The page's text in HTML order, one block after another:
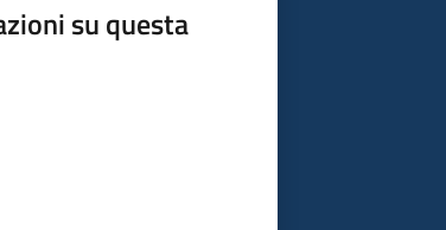
su questa